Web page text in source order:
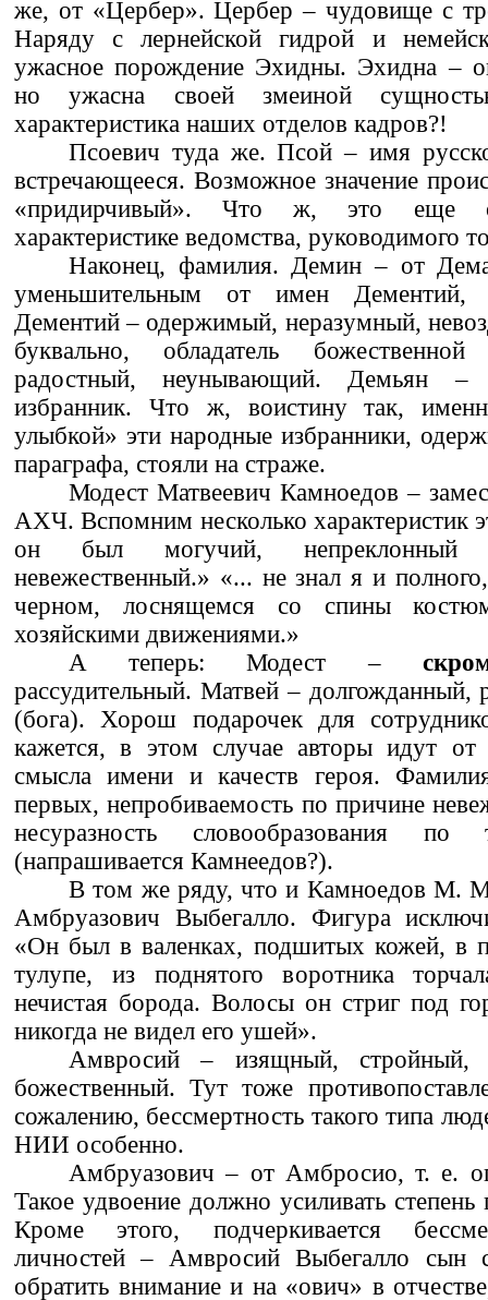
же, от «Цербер». Цербер – чудовище с
Наряду с лернейской гидрой и
ужасное порождение Эхидны. Эхидна –
но ужасна своей змеиной
характеристика наших отделов кадров?!
Псоевич туда же. Псой – имя
встречающееся. Возможное значение
«придирчивый». Что ж, это еще
характеристике ведомства,
Наконец, фамилия. Демин – от
уменьшительным от имен
Дементий – одержимый, неразумный,
буквально, обладатель
радостный, неунывающий. Демьян –
избранник. Что ж, воистину так,
улыбкой» эти народные избранники,
параграфа, стояли на страже.
Модест Матвеевич Камноедов –
АХЧ. Вспомним несколько характеристик
он был могучий, непреклонный
невежественный.» «... не знал я и
черном, лоснящемся со спины
хозяйскими движениями.»
А теперь: Модест –
рассудительный. Матвей – долгожданный,
(бога). Хорош подарочек для
кажется, в этом случае авторы идут от
смысла имени и качеств героя.
первых, непробиваемость по причине
несуразность словообразования
(напрашивается Камнеедов?).
В том же ряду, что и Камноедов М.
Амбруазович Выбегалло. Фигура
«Он был в валенках, подшитых кожей, в
тулупе, из поднятого воротника
нечистая борода. Волосы он стриг под
никогда не видел его ушей».
Амвросий – изящный, стройный,
божественный. Тут тоже
сожалению, бессмертность такого типа
НИИ особенно.
Амбруазович – от Амбросио, т. е.
Такое удвоение должно усиливать степень
Кроме этого, подчеркивается
личностей – Амвросий Выбегалло сын
обратить внимание и на «ович» в